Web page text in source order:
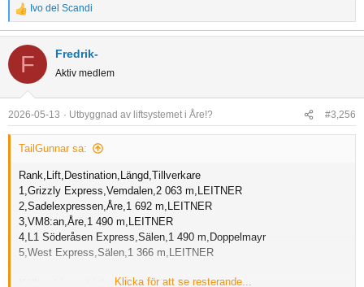
R
e
a
t
i
o
n
Ivo del Scandi
F Fredrik-
Aktiv medlem
2026-05-13 Utbyggnad av liftsystemet i Åre!? #3,256
TailGunnar sa:
Rank,Lift,Destination,Längd,Tillverkare
1,Grizzly Express,Vemdalen,2 063 m,LEITNER
2,Sadelexpressen,Åre,1 692 m,LEITNER
3,VM8:an,Åre,1 490 m,LEITNER
4,L1 Söderåsen Express,Sälen,1 490 m,Doppelmayr
5,West Express,Sälen,1 366 m,LEITNER
Källa: skiresort.info + Gemini 3.1 Flash
Klicka för att se resterande...